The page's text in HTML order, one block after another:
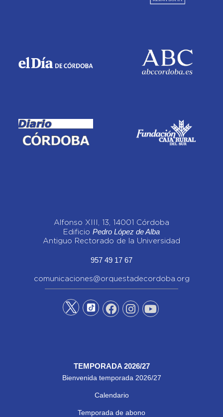
Alfonso XIII, 13, 14001 Córdoba
Edificio Pedro López de Alba
Antiguo Rectorado de la Universidad
957 49 17 67
comunicaciones@orquestadecordoba.org
TEMPORADA 2026/27
Bienvenida temporada 2026/27
Calendario
Temporada de abono